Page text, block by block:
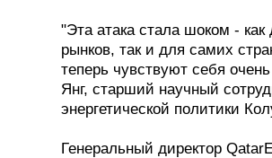
"Эта атака стала шоком -
рынков, так и для самих
теперь чувствуют себя
Янг, старший научный
энергетической политики
Генеральный директор